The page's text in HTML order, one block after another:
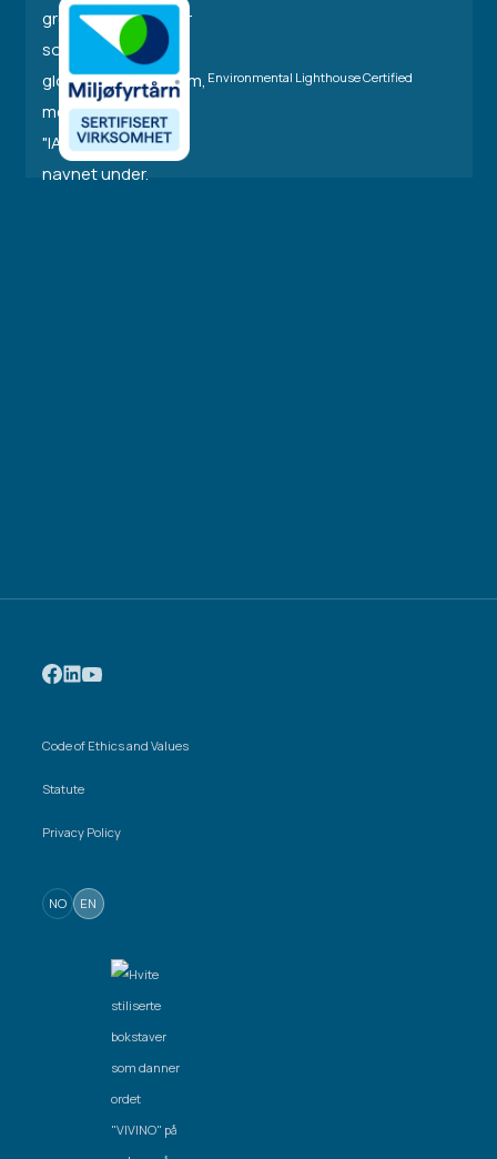
Environmental Lighthouse Certified
Code of Ethics and Values
Statute
Privacy Policy
NO EN